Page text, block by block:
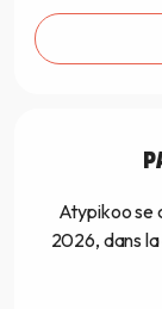
Atypikoo se
2026, dans